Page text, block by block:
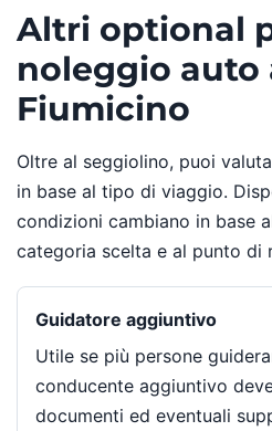
Altri optional
noleggio auto
Fiumicino
Oltre al seggiolino, puoi
in base al tipo di viaggio.
condizioni cambiano in base
categoria scelta e al punto di
Guidatore aggiuntivo
Utile se più persone
conducente aggiuntivo
documenti ed eventuali